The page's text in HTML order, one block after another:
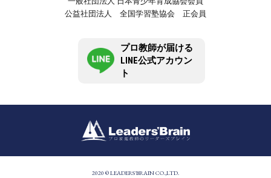
公益社団法人 全国学習塾協会 正会員
プロ教師が届ける
LINE公式アカウン
ト
2020 © LEADERS'BRAIN CO.,LTD.